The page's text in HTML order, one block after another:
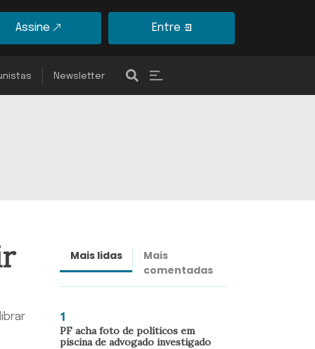
Assine Entre
Newsletter
Mais lidas
Mais
comentadas
1
PF acha foto de políticos em
piscina de advogado investigado